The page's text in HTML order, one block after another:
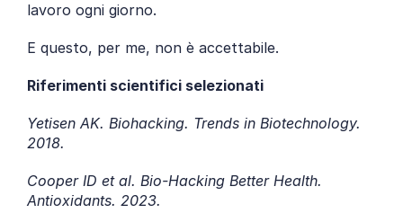
lavoro ogni giorno.
E questo, per me, non è accettabile.
Riferimenti scientifici selezionati
Yetisen AK. Biohacking. Trends in Biotechnology.
2018.
Cooper ID et al. Bio-Hacking Better Health.
Antioxidants. 2023.